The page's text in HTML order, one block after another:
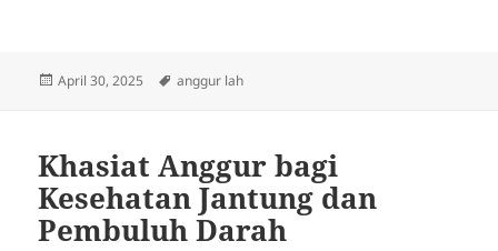
Posted
April 30, 2025 Tags
anggur lah
Khasiat Anggur bagi
Kesehatan Jantung dan
Pembuluh Darah